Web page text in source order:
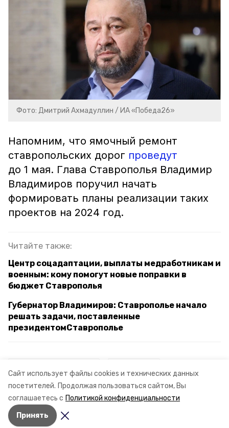
Сайт использует файлы cookies и технических данных
посетителей. Продолжая пользоваться сайтом, Вы
соглашаетесь с Политикой конфиденциальности
Принять
Фото: Дмитрий Ахмадуллин / ИА «Победа26»
Напомним, что ямочный ремонт
ставропольских дорог проведут
до 1 мая. Глава Ставрополья Владимир
Владимиров поручил начать
формировать планы реализации таких
проектов на 2024 год.
Читайте также:
Центр соцадаптации, выплаты медработникам и
военным: кому помогут новые поправки в
бюджет Ставрополья
Губернатор Владимиров: Ставрополье начало
решать задачи, поставленные
президентомСтаврополье
нацпроект бкд
Авторы: Рита Окс